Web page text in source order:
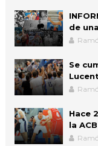
de
Se
Hace
la ACB